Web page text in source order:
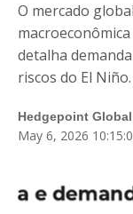
Blog
Fale Conosco
O mercado
detalha
riscos do El Niño.
Hedgepoint
May 6, 2026